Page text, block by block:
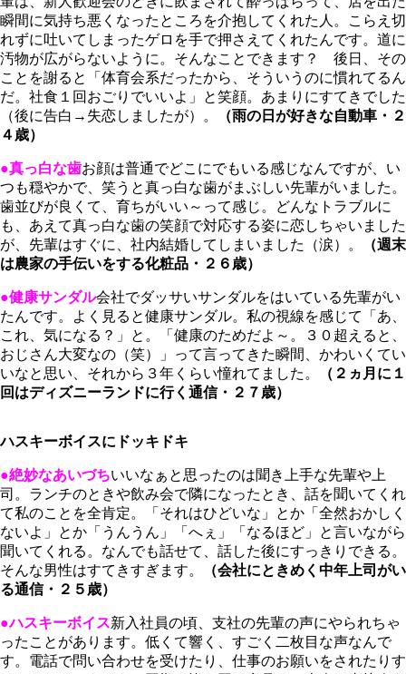
瞬間に気持ち悪くなったところを介抱してくれた人。こらえ切
れずに吐いてしまったゲロを手で押さえてくれたんです。道に
汚物が広がらないように。そんなことできます？ 後日、その
ことを謝ると「体育会系だったから、そういうのに慣れてるん
だ。社食１回おごりでいいよ」と笑顔。あまりにすてきでした
（後に告白→失恋しましたが）。
（雨の日が好きな自動車・２
４歳）
●真っ白な歯お顔は普通でどこにでもいる感じなんですが、い
つも穏やかで、笑うと真っ白な歯がまぶしい先輩がいました。
歯並びが良くて、育ちがいい～って感じ。どんなトラブルに
も、あえて真っ白な歯の笑顔で対応する姿に恋しちゃいました
が、先輩はすぐに、社内結婚してしまいました（涙）。
（週末
は農家の手伝いをする化粧品・２６歳）
●健康サンダル会社でダッサいサンダルをはいている先輩がい
たんです。よく見ると健康サンダル。私の視線を感じて「あ、
これ、気になる？」と。「健康のためだよ～。３０超えると、
おじさん大変なの（笑）」って言ってきた瞬間、かわいくてい
いなと思い、それから３年くらい憧れてました。
（２ヵ月に１
回はディズニーランドに行く通信・２７歳）
ハスキーボイスにドッキドキ
●絶妙なあいづちいいなぁと思ったのは聞き上手な先輩や上
司。ランチのときや飲み会で隣になったとき、話を聞いてくれ
て私のことを全肯定。「それはひどいな」とか「全然おかしく
ないよ」とか「うんうん」「へぇ」「なるほど」と言いながら
聞いてくれる。なんでも話せて、話した後にすっきりできる。
そんな男性はすてきすぎます。
（会社にときめく中年上司がい
る通信・２５歳）
●ハスキーボイス新入社員の頃、支社の先輩の声にやられちゃ
ったことがあります。低くて響く、すごく二枚目な声なんで
す。電話で問い合わせを受けたり、仕事のお願いをされたりす